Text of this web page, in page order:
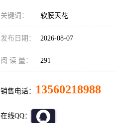
关键词： 软膜天花
发布日期： 2026-08-07
阅 读 量： 291
销售电话： 13560218988
在线QQ：